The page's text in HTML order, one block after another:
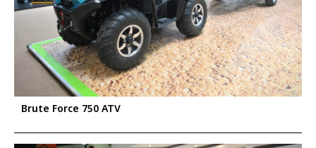
Brute Force 750 ATV